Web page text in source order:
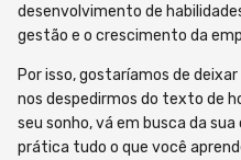
desenvolvimento de
gestão e o crescimento da
Por isso, gostaríamos de
nos despedirmos do texto de
seu sonho, vá em busca da
prática tudo o que você